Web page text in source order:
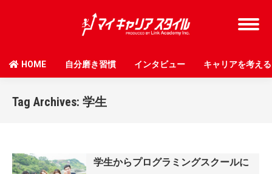
HOME 自分磨き習慣 インタビュー キャリアを考える
Tag Archives: 学生
学生からプログラミングスクールに